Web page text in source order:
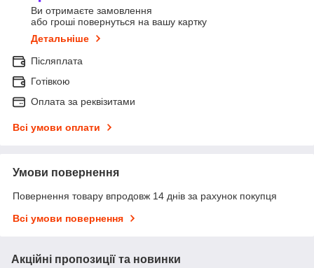
Ви отримаєте замовлення
або гроші повернуться на вашу картку
Детальніше
Післяплата
Готівкою
Оплата за реквізитами
Всі умови оплати
Умови повернення
Повернення товару впродовж 14 днів за рахунок покупця
Всі умови повернення
Акційні пропозиції та новинки